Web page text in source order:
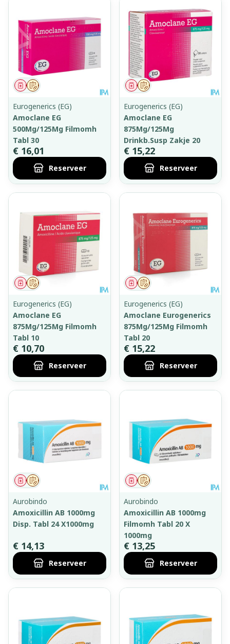
Op voorschrift
Geneesmiddel
Eurogenerics (EG)
Amoclane EG
500Mg/125Mg Filmomh
Tabl 30
€ 16,01
Reserveer
Op voorschrift
Geneesmiddel
Eurogenerics (EG)
Amoclane EG
875Mg/125Mg
Drinkb.Susp Zakje 20
€ 15,22
Reserveer
Op voorschrift
Geneesmiddel
Eurogenerics (EG)
Amoclane EG
875Mg/125Mg Filmomh
Tabl 10
€ 10,70
Reserveer
Op voorschrift
Geneesmiddel
Eurogenerics (EG)
Amoclane Eurogenerics
875Mg/125Mg Filmomh
Tabl 20
€ 15,22
Reserveer
Op voorschrift
Geneesmiddel
Aurobindo
Amoxicillin AB 1000mg
Disp. Tabl 24 X1000mg
€ 14,13
Reserveer
Op voorschrift
Geneesmiddel
Aurobindo
Amoxicillin AB 1000mg
Filmomh Tabl 20 X
1000mg
€ 13,25
Reserveer